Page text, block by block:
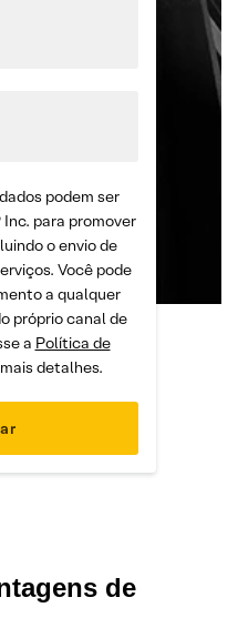
podem ser
para promover
o envio de
Você pode
a qualquer
próprio canal de
a Política de
detalhes.
de